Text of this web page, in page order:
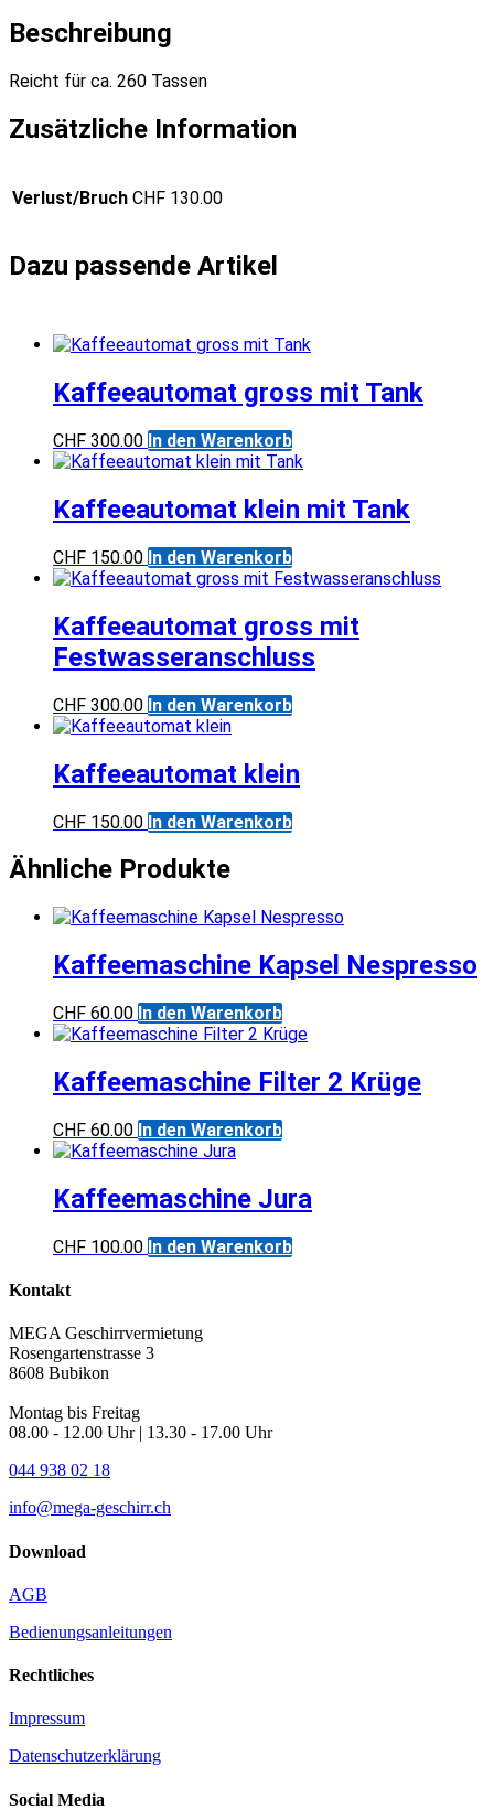
Beschreibung
Reicht für ca. 260 Tassen
Zusätzliche Information
Verlust/Bruch CHF 130.00
Kaffeeautomat gross mit Tank
CHF 300.00 In den Warenkorb
Kaffeeautomat klein mit Tank
CHF 150.00 In den Warenkorb
Kaffeeautomat gross mit
Festwasseranschluss
CHF 300.00 In den Warenkorb
Kaffeeautomat klein
CHF 150.00 In den Warenkorb
Ähnliche Produkte
Kaffeemaschine Kapsel Nespresso
CHF 60.00 In den Warenkorb
Kaffeemaschine Filter 2 Krüge
CHF 60.00 In den Warenkorb
Kaffeemaschine Jura
CHF 100.00 In den Warenkorb
Kontakt
MEGA Geschirrvermietung
Rosengartenstrasse 3
8608 Bubikon
Montag bis Freitag
08.00 - 12.00 Uhr | 13.30 - 17.00 Uhr
044 938 02 18
info@mega-geschirr.ch
Download
AGB
Bedienungsanleitungen
Rechtliches
Impressum
Datenschutzerklärung
Social Media